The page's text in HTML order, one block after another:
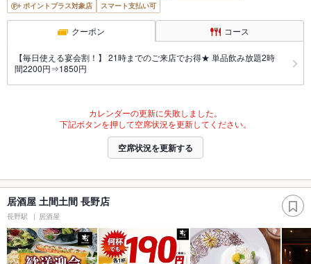
ポイントプラス対象店
スマート支払い可
クーポン コース
【毎日使える宴会割！】 21時までのご来店でお得★ 単品飲み放題2時
間2200円⇒1850円
カレンダーの更新に失敗しました。
下記ボタンを押して空席状況を更新してください。
空席状況を更新する
居酒屋 土間土間 長野店
長野駅 居酒屋